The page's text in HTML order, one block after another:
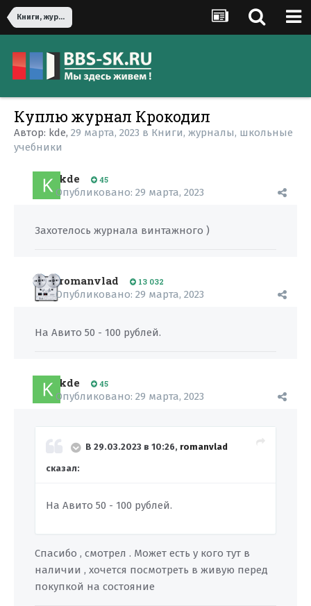
Книги, журналы, школьные учебники
Куплю журнал Крокодил
Автор: kde, 29 марта, 2023 в Книги, журналы, школьные
учебники
kde 45
Опубликовано: 29 марта, 2023
Захотелось журнала винтажного )
romanvlad 13 032
Опубликовано: 29 марта, 2023
На Авито 50 - 100 рублей.
kde 45
Опубликовано: 29 марта, 2023
В 29.03.2023 в 10:26, romanvlad
сказал:
На Авито 50 - 100 рублей.
Спасибо , смотрел . Может есть у кого тут в
наличии , хочется посмотреть в живую перед
покупкой на состояние